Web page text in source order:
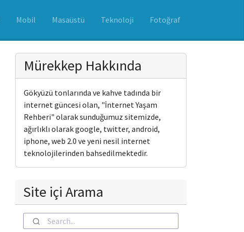
Mobil Masaüstü Teknoloji Fotoğraf
Mürekkep Hakkında
Gökyüzü tonlarında ve kahve tadında bir
internet güncesi olan, "İnternet Yaşam
Rehberi" olarak sunduğumuz sitemizde,
ağırlıklı olarak google, twitter, android,
iphone, web 2.0 ve yeni nesil internet
teknolojilerinden bahsedilmektedir.
Site içi Arama